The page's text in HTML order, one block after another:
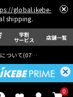
global.ikebe-
shipping.
学割
サービス 店舗一覧
ついて(07月29日
0